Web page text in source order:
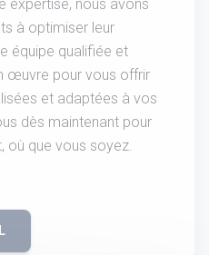
expertise, nous avons
à optimiser leur
équipe qualifiée et
œuvre pour vous offrir
et adaptées à vos
dès maintenant pour
où que vous soyez.